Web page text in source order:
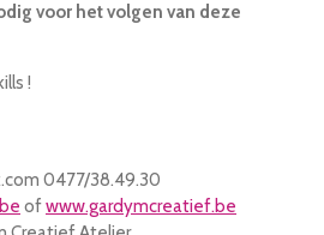
voor het volgen van deze
!
0477/38.49.30
ofwww.gardymcreatief.be